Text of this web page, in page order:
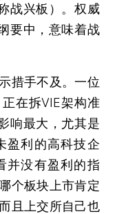
战兴板）。权威
要中，意味着战
措手不及。一位
在拆VIE架构准
响最大，尤其是
盈利的高科技企
并没有盈利的指
个板块上市肯定
且上交所自己也